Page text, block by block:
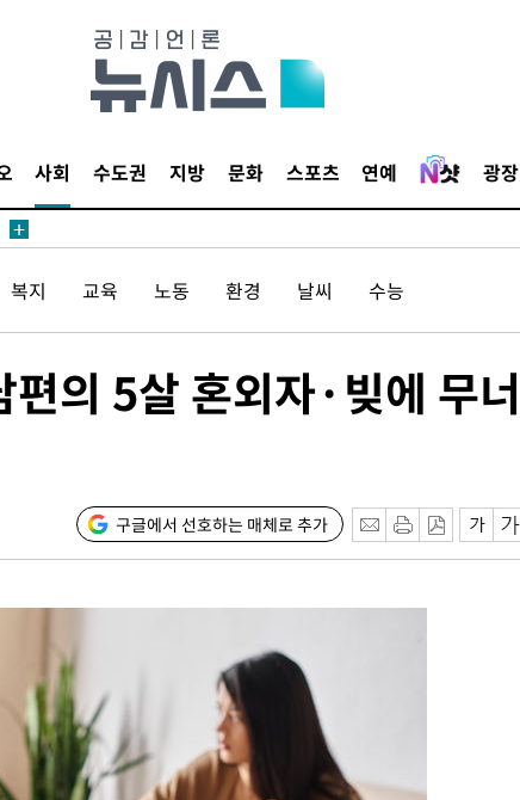
사회 수도권 지방 문화 스포츠 연예 광장
복지 교육 노동 환경 날씨 수능
의 5살 혼외자·빚에 무너
구글에서 선호하는 매체로 추가